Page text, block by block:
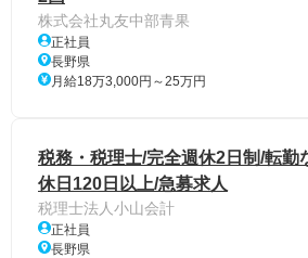
株式会社丸友中部青果
正社員
長野県
月給18万3,000円～25万円
税務・税理士/完全週休2日制/転勤
休日120日以上/急募求人
税理士法人小山会計
正社員
長野県